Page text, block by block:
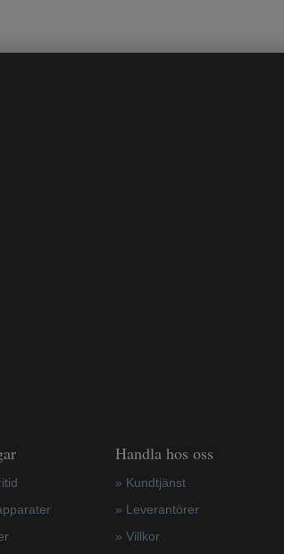
Handla hos oss
» Kundtjänst
» Leverantörer
» Villkor